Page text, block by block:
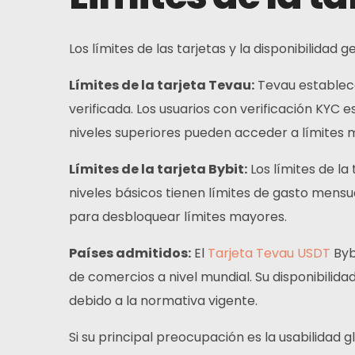
Los límites de las tarjetas y la disponibilidad
Límites de la tarjeta Tevau: Tevau
verificada. Los usuarios con verificación KYC
niveles superiores pueden acceder a límites
Límites de la tarjeta Bybit: Los límites de
niveles básicos tienen límites de gasto
para desbloquear límites mayores.
Países admitidos: El Tarjeta Tevau USDT
de comercios a nivel mundial. Su
debido a la normativa vigente.
Si su principal preocupación es la usabilidad